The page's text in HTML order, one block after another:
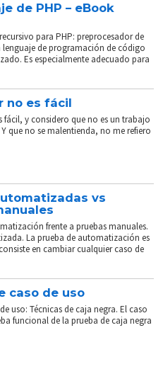
de PHP – eBook
para PHP: preprocesador de
lenguaje de programación de código
Es especialmente adecuado para
no es fácil
fácil, y considero que no es un trabajo
que no se malentienda, no me refiero
vs
frente a pruebas manuales.
La prueba de automatización es
en cambiar cualquier caso de
caso de uso
uso: Técnicas de caja negra. El caso
funcional de la prueba de caja negra